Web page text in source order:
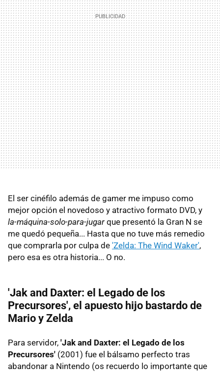
El ser cinéfilo además de gamer me impuso como
mejor opción el novedoso y atractivo formato DVD, y
la-máquina-solo-para-jugar que presentó la Gran N se
me quedó pequeña... Hasta que no tuve más remedio
que comprarla por culpa de 'Zelda: The Wind Waker',
pero esa es otra historia... O no.
'Jak and Daxter: el Legado de los
Precursores', el apuesto hijo bastardo de
Mario y Zelda
Para servidor, 'Jak and Daxter: el Legado de los
Precursores' (2001) fue el bálsamo perfecto tras
abandonar a Nintendo (os recuerdo lo importante que